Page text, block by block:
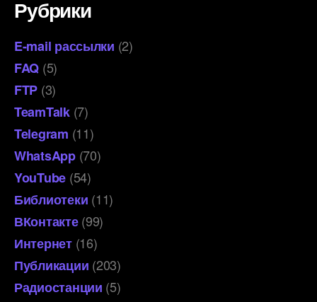
Рубрики
E-mail рассылки (2)
FAQ (5)
FTP (3)
TeamTalk(7)
Telegram (11)
WhatsApp(70)
YouTube (54)
Библиотеки (11)
ВКонтакте(99)
Интернет(16)
Публикации (203)
Радиостанции (5)